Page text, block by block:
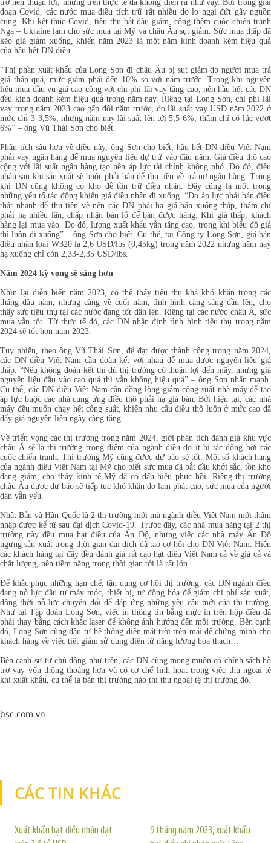
trở nên thuận lợi, nhưng trên thực tế đã không diễn ra như vậy. Bởi trong giai
đoạn Covid, các nước mua điều tích trữ rất nhiều do lo ngại đứt gãy nguồn
cung. Khi kết thúc Covid, tiêu thụ bắt đầu giảm, cộng thêm cuộc chiến tranh
Nga – Ukraine làm cho sức mua tại Mỹ và châu Âu sụt giảm. Sức mua thấp đã
kéo giá giảm xuống, khiến năm 2023 là một năm kinh doanh kém hiệu quả
của hầu hết DN điều.
“Thị phần xuất khẩu của Long Sơn đi châu Âu bị sụt giảm do người mua trả
giá thấp quá, mức giảm phải đến 10% so với năm trước. Trong khi nguyên
liệu mua đầu vụ giá cao cộng với chi phí lãi vay tăng cao, nên hầu hết các DN
đều kinh doanh kém hiệu quả trong năm nay. Riêng tại Long Sơn, chi phí lãi
vay trong năm 2023 cao gấp đôi năm trước, do lãi suất vay USD năm 2022 ở
mức chỉ 3-3,5%, nhưng năm nay lãi suất lên tới 5,5-6%, thậm chí có lúc vượt
6%” – ông Vũ Thái Sơn cho biết.
Phân tích sâu hơn về điều này, ông Sơn cho biết, hầu hết DN điều Việt Nam
phải vay ngân hàng để mua nguyên liệu dự trữ vào đầu năm. Giá điều thô cao
cộng với lãi suất ngân hàng tạo nên áp lực tài chính không nhỏ. Do đó, điều
nhân sau khi sản xuất sẽ buộc phải bán để thu tiền về trả nợ ngân hàng. Trong
khi DN cũng không có kho để tồn trữ điều nhân. Đây cũng là một trong
những yếu tố tác động khiến giá điều nhân đi xuống. “Do áp lực phải bán điều
thật nhanh để thu tiền về nên các DN phải hạ giá bán xuống thấp, thậm chí
phải hạ nhiều lần, chấp nhận bán lỗ để bán được hàng. Khi giá thấp, khách
hàng lại mua vào. Do đó, lượng xuất khẩu vẫn tăng cao, trong khi biểu đồ giá
thì luôn đi xuống” – ông Sơn cho biết. Cụ thể, tại Công ty Long Sơn, giá bán
điều nhân loại W320 là 2,6 USD/lbs (0,45kg) trong năm 2022 nhưng năm nay
hạ xuống chỉ còn 2,33-2,35 USD/lbs.
Năm 2024 kỳ vọng sẽ sáng hơn
Nhìn lại diễn biến năm 2023, có thể thấy tiêu thụ khá khó khăn trong các
tháng đầu năm, nhưng càng về cuối năm, tình hình càng sáng dần lên, cho
thấy sức tiêu thụ tại các nước đang tốt dần lên. Riêng tại các nước châu Á, sức
mua vẫn tốt. Từ thực tế đó, các DN nhận định tình hình tiêu thụ trong năm
2024 sẽ tốt hơn năm 2023.
Tuy nhiên, theo ông Vũ Thái Sơn, để đạt được thành công trong năm 2024,
các DN điều Việt Nam cần đoàn kết với nhau để mua được nguyên liệu giá
thấp. “Nếu không đoàn kết thì dù thị trường có thuận lợi đến mấy, nhưng giá
nguyên liệu đầu vào cao quá thì vẫn không hiệu quả” – ông Sơn nhấn mạnh.
Cụ thể, các DN điều Việt Nam cần đồng lòng giảm công suất nhà máy để tạo
áp lực buộc các nhà cung ứng điều thô phải hạ giá bán. Bởi hiện tại, các nhà
máy đều muốn chạy hết công suất, khiến nhu cầu điều thô luôn ở mức cao đã
đẩy giá nguyên liệu ngày càng tăng.
Về triển vọng các thị trường trong năm 2024, giới phân tích đánh giá khu vực
châu Á sẽ là thị trường trọng điểm của ngành điều do ít bị tác động bởi các
cuộc chiến tranh. Thị trường Mỹ cũng được dự báo sẽ tốt. Một số khách hàng
của ngành điều Việt Nam tại Mỹ cho biết sức mua đã bắt đầu khởi sắc, tồn kho
đang giảm, cho thấy kinh tế Mỹ đã có dấu hiệu phục hồi. Riêng thị trường
châu Âu được dự báo sẽ tiếp tục khó khăn do lạm phát cao, sức mua của người
dân vẫn yếu.
Nhật Bản và Hàn Quốc là 2 thị trường mới mà ngành điều Việt Nam mới thâm
nhập được kể từ sau đại dịch Covid-19. Trước đây, các nhà mua hàng tại 2 thị
trường này đều mua hạt điều của Ấn Độ, nhưng việc các nhà máy Ấn Độ
ngưng sản xuất trong thời gian đại dịch đã tạo cơ hội cho DN Việt Nam. Hiện
các khách hàng tại đây đều đánh giá rất cao hạt điều Việt Nam cả về giá cả và
chất lượng, nên tiềm năng trong thời gian tới là rất lớn.
Để khắc phục những hạn chế, tận dụng cơ hội thị trường, các DN ngành điều
đang nỗ lực đầu tư máy móc, thiết bị, tự động hóa để giảm chi phí sản xuất,
đồng thời nỗ lực chuyển đổi để đáp ứng những yêu cầu mới của thị trường.
Như tại Tập đoàn Long Sơn, việc in thông tin bằng mực in trên hộp điều đã
phải thay bằng cách khắc laser để không ảnh hưởng đến môi trường. Bên cạnh
đó, Long Sơn cũng đầu tư hệ thống điện mặt trời trên mái để chứng minh cho
khách hàng về việc tiết giảm sử dụng điện từ năng lượng hóa thạch…
Bên cạnh sự tự chủ động như trên, các DN cũng mong muốn có chính sách hỗ
trợ vay vốn thông thoáng hơn và có cơ chế linh hoạt trong việc thu ngoại tệ
khi xuất khẩu, cụ thể là bán thị trường nào thì thu ngoại tệ thị trường đó.
bsc.com.vn
CÁC TIN KHÁC
Xuất khẩu hạt điều nhân đạt
9 tháng năm 2023, xuất khẩu